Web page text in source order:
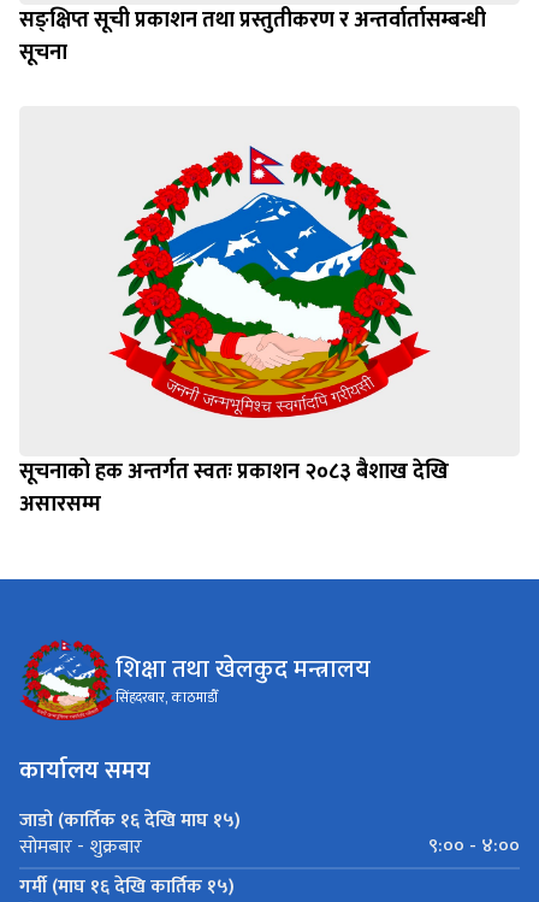
सङ्क्षिप्त सूची प्रकाशन तथा प्रस्तुतीकरण र अन्तर्वार्तासम्बन्धी
सूचना
सूचनाको हक अन्तर्गत स्वतः प्रकाशन २०८३ बैशाख देखि
असारसम्म
शिक्षा तथा खेलकुद मन्त्रालय
सिंहदरबार, काठमाडौँ
कार्यालय समय
जाडो (कार्तिक १६ देखि माघ १५)
सोमबार - शुक्रबार
९:०० - ४:००
गर्मी (माघ १६ देखि कार्तिक १५)